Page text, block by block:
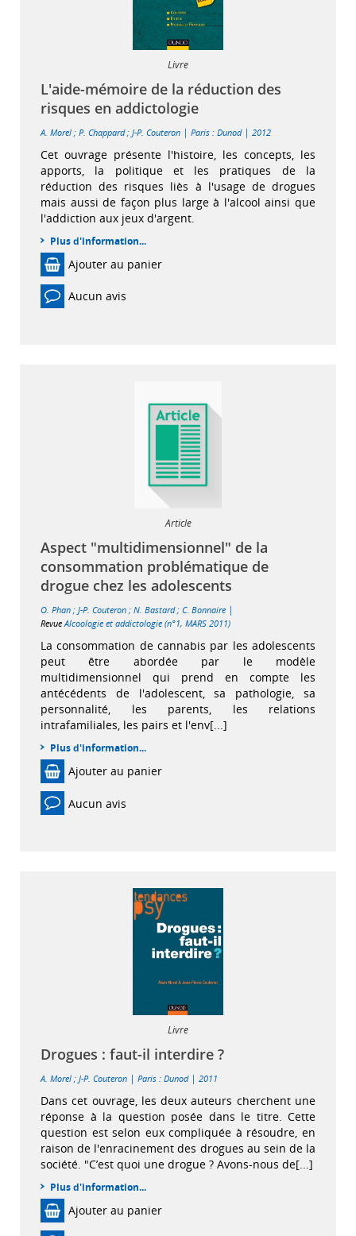
Livre
L'aide-mémoire de la réduction des
risques en addictologie
A. Morel ; P. Chappard; J-P. Couteron | Paris : Dunod| 2012
Cet ouvrage présente l'histoire, les concepts, les
apports, la politique et les pratiques de la
réduction des risques liès à l'usage de drogues
mais aussi de façon plus large à l'alcool ainsi que
l'addiction aux jeux d'argent.
Plus d'information...
Ajouter au panier
Aucun avis
Article
Aspect "multidimensionnel" de la
consommation problématique de
drogue chez les adolescents
O. Phan ; J-P. Couteron ; N. Bastard; C. Bonnaire |
Revue Alcoologie et addictologie (n°1, MARS 2011)
La consommation de cannabis par les adolescents
peut être abordée par le modèle
multidimensionnel qui prend en compte les
antécédents de l'adolescent, sa pathologie, sa
personnalité, les parents, les relations
intrafamiliales, les pairs et l'env[...]
Plus d'information...
Ajouter au panier
Aucun avis
Livre
Drogues : faut-il interdire ?
A. Morel ; J-P. Couteron | Paris : Dunod| 2011
Dans cet ouvrage, les deux auteurs cherchent une
réponse à la question posée dans le titre. Cette
question est selon eux compliquée à résoudre, en
raison de l'enracinement des drogues au sein de la
société. "C’est quoi une drogue ? Avons-nous de[...]
Plus d'information...
Ajouter au panier